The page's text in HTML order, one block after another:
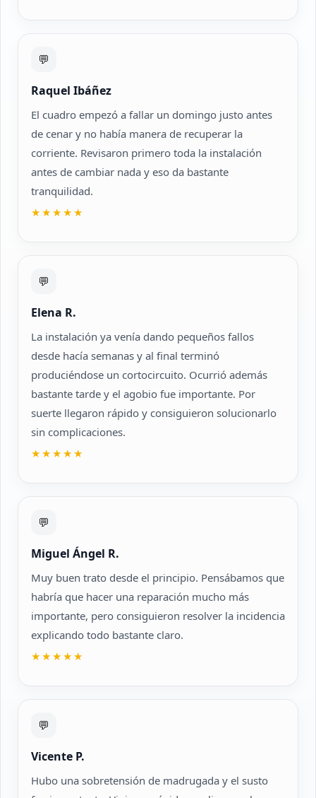
💬
Raquel Ibáñez
El cuadro empezó a fallar un domingo justo antes
de cenar y no había manera de recuperar la
corriente. Revisaron primero toda la instalación
antes de cambiar nada y eso da bastante
tranquilidad.
★★★★★
💬
Elena R.
La instalación ya venía dando pequeños fallos
desde hacía semanas y al final terminó
produciéndose un cortocircuito. Ocurrió además
bastante tarde y el agobio fue importante. Por
suerte llegaron rápido y consiguieron solucionarlo
sin complicaciones.
★★★★★
💬
Miguel Ángel R.
Muy buen trato desde el principio. Pensábamos que
habría que hacer una reparación mucho más
importante, pero consiguieron resolver la incidencia
explicando todo bastante claro.
★★★★★
💬
Vicente P.
Hubo una sobretensión de madrugada y el susto